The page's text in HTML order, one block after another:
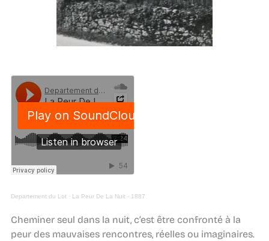
Departement du Lot · La Peur De La Nuit - 1887
Cheminer seul dans la nuit, c’est être confronté à la
peur des mauvaises rencontres, réelles ou imaginaires.